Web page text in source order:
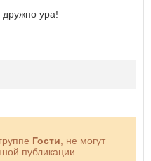
дружно ура!
Гости , не могут
публикации.